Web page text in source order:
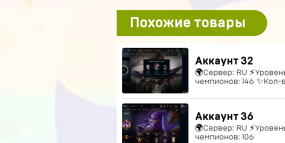
Похожие товары
Аккаунт 32
🌍Сервер: RU
чемпионов: 146 ✨Кол-
Аккаунт 36
🌍Сервер: RU
чемпионов: 106